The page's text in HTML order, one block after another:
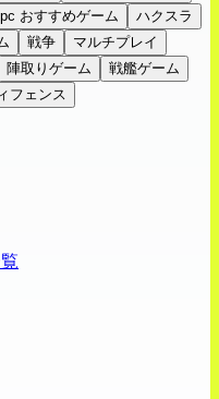
pc おすすめゲーム
ハクスラ
戦争
マルチプレイ
陣取りゲーム
戦艦ゲーム
フェンス